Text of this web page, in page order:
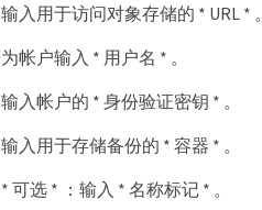
输入用于访问对象存储的 * URL * 。
为帐户输入 * 用户名 * 。
输入帐户的 * 身份验证密钥 * 。
输入用于存储备份的 * 容器 * 。
* 可选 * ：输入 * 名称标记 * 。